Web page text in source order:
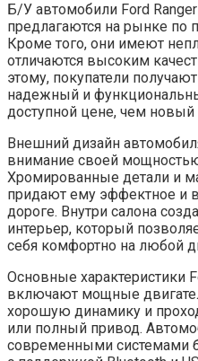
Б/У автомобили Ford
предлагаются на рынке по
Кроме того, они имеют
отличаются высоким
этому, покупатели
надежный и
доступной цене, чем новый
Внешний дизайн
внимание своей
Хромированные детали и
придают ему эффектное и
дороге. Внутри салона
интерьер, который
себя комфортно на любой
Основные характеристики
включают мощные
хорошую динамику и
или полный привод.
современными системами